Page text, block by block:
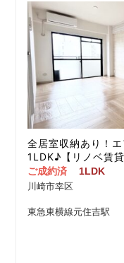
全居室収納あり！
1LDK♪【リノベ賃
ご成約済
1LDK
川崎市幸区
東急東横線元住吉駅